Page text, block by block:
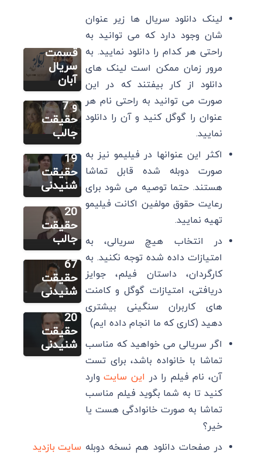
لینک دانلود سریال ها زیر عنوان
شان وجود دارد که می توانید به
راحتی هر کدام را دانلود نمایید. به
مرور زمان ممکن است لینک های
دانلود از کار بیفتند که در این
صورت می توانید به راحتی نام هر
عنوان را گوگل کنید و آن را دانلود
نمایید.
اکثر این عنوانها در فیلیمو نیز به
صورت دوبله شده قابل تماشا
هستند. حتما توصیه می شود برای
رعایت حقوق مولفین اکانت فیلیمو
تهیه نمایید.
در انتخاب هیچ سریالی، به
امتیازات داده شده توجه نکنید. به
کارگردان، داستان فیلم، جوایز
دریافتی، امتیازات گوگل و کامنت
های کاربران سنگینی بیشتری
دهید (کاری که ما انجام داده ایم)
اگر سریالی می خواهید که مناسب
تماشا با خانواده باشد، برای تست
آن، نام فیلم را در این سایتوارد
کنید تا به شما بگوید فیلم مناسب
تماشا به صورت خانوادگی هست یا
خیر؟
در صفحات دانلود هم نسخه دوبله
قسمت
سریال
آبان
زندگینامه،
بهترین
فیلم و
سریال ها
و 7
حقیقت
جالب
سایر
لی مینهو:
زندگینامه،
بهترین
فیلم ها و
19
حقیقت
شنیدنی
سایر
سونگ هه
کیو:
زندگینامه،
بهترین
فیلم ها و
20
حقیقت
جالب
سایر
بوراک
اوزچیویت:
زندگینامه،
بهترین
فیلم ها و
67
حقیقت
شنیدنی
سایر
بندیکت
کامبربچ:
زندگینامه،
بهترین
فیلم ها و
20
حقیقت
شنیدنی
سایت بازدید